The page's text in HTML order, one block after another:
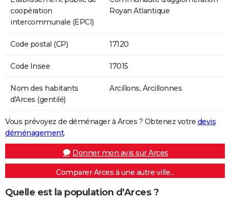
coopération
intercommunale (EPCI)
Royan Atlantique
Code postal (CP) 17120
Code Insee 17015
Nom des habitants
d'Arces (gentilé)
Arcillons, Arcillonnes
Vous prévoyez de déménager à Arces ? Obtenez votre devis
déménagement.
Donner mon avis sur Arces
Comparer Arces à une autre ville...
Quelle est la population d'Arces ?